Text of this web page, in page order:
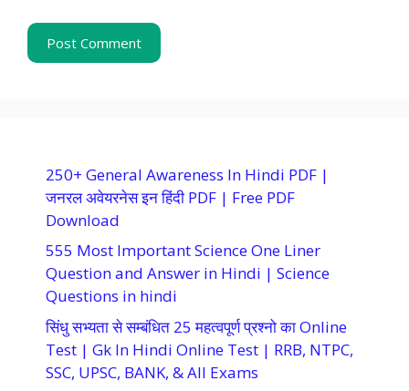
250+ General Awareness In Hindi PDF |
जनरल अवेयरनेस इन हिंदी PDF | Free PDF
Download
555 Most Important Science One Liner
Question and Answer in Hindi | Science
Questions in hindi
सिंधु सभ्यता से सम्बंधित 25 महत्वपूर्ण प्रश्नो का Online
Test | Gk In Hindi Online Test | RRB, NTPC,
SSC, UPSC, BANK, & All Exams